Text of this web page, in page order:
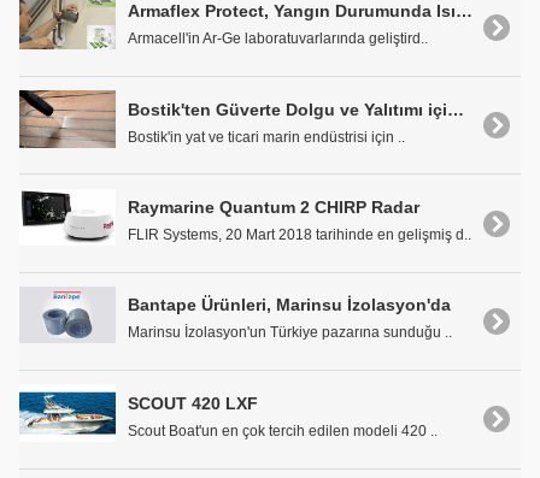
Armaflex Protect, Yangın Durumunda Isı ile Genleşebiliyor
Armacell'in Ar-Ge laboratuvarlarında geliştird..
Bostik'ten Güverte Dolgu ve Yalıtımı için Güvenli Çözüm
Bostik'in yat ve ticari marin endüstrisi için ..
Raymarine Quantum 2 CHIRP Radar
FLIR Systems, 20 Mart 2018 tarihinde en gelişmiş d..
Bantape Ürünleri, Marinsu İzolasyon'da
Marinsu İzolasyon'un Türkiye pazarına sunduğu ..
SCOUT 420 LXF
Scout Boat'un en çok tercih edilen modeli 420 ..